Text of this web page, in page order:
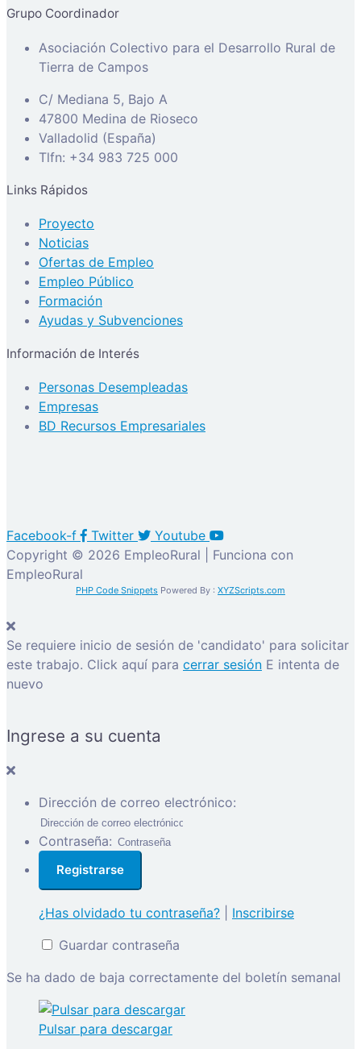
Grupo Coordinador
Asociación Colectivo para el Desarrollo Rural de
Tierra de Campos
C/ Mediana 5, Bajo A
47800 Medina de Rioseco
Valladolid (España)
Tlfn: +34 983 725 000
Links Rápidos
Proyecto
Noticias
Ofertas de Empleo
Empleo Público
Formación
Ayudas y Subvenciones
Información de Interés
Personas Desempleadas
Empresas
BD Recursos Empresariales
Facebook-f Twitter
Youtube
Copyright © 2026 EmpleoRural | Funciona con
EmpleoRural
PHP Code Snippets Powered By : XYZScripts.com
Se requiere inicio de sesión de 'candidato' para solicitar
este trabajo. Click aquí para cerrar sesión E intenta de
nuevo
Ingrese a su cuenta
Dirección de correo electrónico:
Contraseña:
¿Has olvidado tu contraseña?
Inscribirse
Guardar contraseña
Se ha dado de baja correctamente del boletín semanal
Pulsar para descargar